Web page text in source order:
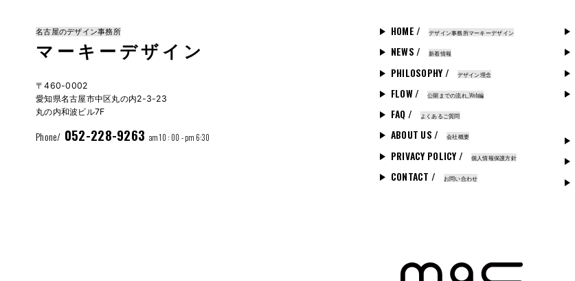
HOME / デザイン事務所マーキーデザイン
NEWS / 新着情報
PHILOSOPHY / デザイン理念
FLOW / 公開までの流れ_Web編
FAQ / よくあるご質問
ABOUT US / 会社概要
PRIVACY POLICY / 個人情報保護方針
CONTACT / お問い合わせ
名古屋のデザイン事務所
マーキーデザイン
〒460-0002
愛知県名古屋市中区丸の内2-3-23
丸の内和波ビル7F
Phone/ 052-228-9263 am 10 : 00 - pm 6:30